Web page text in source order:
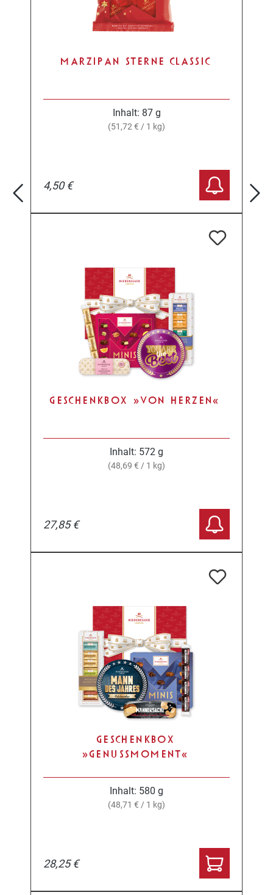
MARZIPAN STERNE CLASSIC
Inhalt: 87 g
(51,72 € / 1 kg)
4,50 €
GESCHENKBOX »VON HERZEN«
Inhalt: 572 g
(48,69 € / 1 kg)
27,85 €
GESCHENKBOX
»GENUSSMOMENT«
Inhalt: 580 g
(48,71 € / 1 kg)
28,25 €